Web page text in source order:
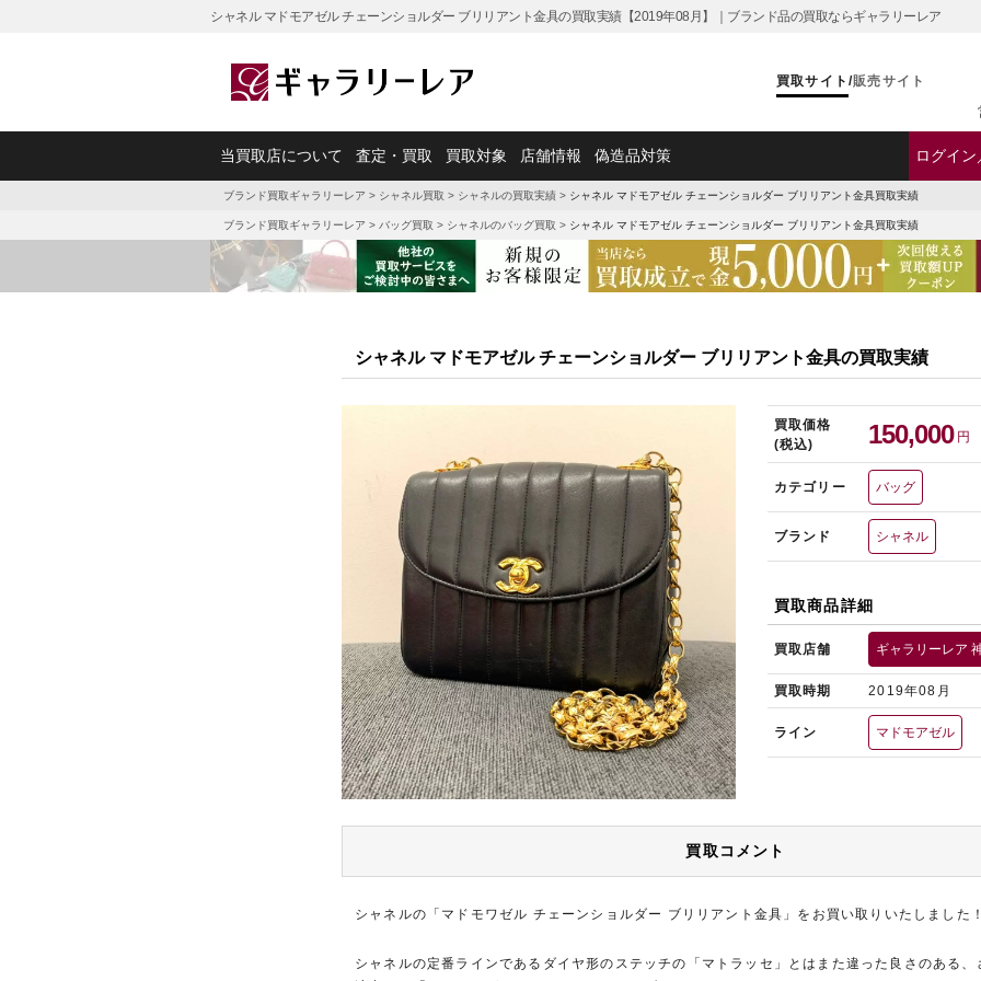
シャネル マドモアゼル チェーンショルダー ブリリアント金具の買取実績【2019年08月】｜ブランド品の買取ならギャラリーレア
買取サイト /販売サイト
当買取店について 査定・買取 買取対象 店舗情報 偽造品対策 ログイ
ブランド買取ギャラリーレア > シャネル買取 > シャネルの買取実績 > シャネル マドモアゼル チェーンショルダー ブリリアント金具買取実績
ブランド買取ギャラリーレア > バッグ買取 > シャネルのバッグ買取 > シャネル マドモアゼル チェーンショルダー ブリリアント金具買取実績
シャネル マドモアゼル チェーンショルダー ブリリアント金具の買取実績
買取価格
(税込)
150,000 円
カテゴリー バッグ
ブランド シャネル
買取商品詳細
買取店舗 ギャラリーレア
買取時期 2019年08月
ライン マドモアゼル
買取コメント
シャネルの「マドモワゼル チェーンショルダー ブリリアント金具」をお買い取りいたしました！
シャネルの定番ラインであるダイヤ形のステッチの「マトラッセ」とはまた違った良さのある、